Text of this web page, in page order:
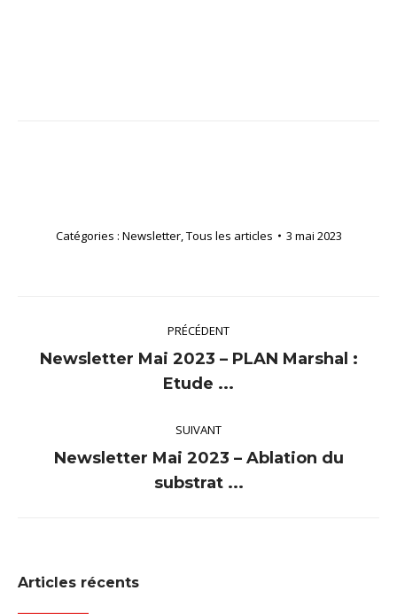
Catégories : Newsletter,Tous les articles 3 mai 2023
PRÉCÉDENT
Article
précédent
Newsletter Mai 2023 – PLAN Marshal :
Etude ...
SUIVANT
Article
suivant
Newsletter Mai 2023 – Ablation du
substrat ...
Articles récents